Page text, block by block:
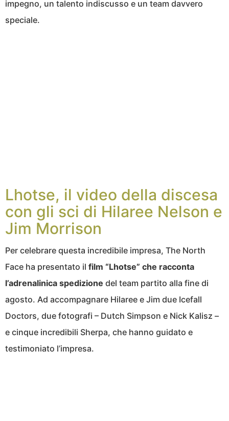
impegno, un talento indiscusso e un team davvero
speciale.
Lhotse, il video della discesa
con gli sci di Hilaree Nelson e
Jim Morrison
Per celebrare questa incredibile impresa, The North
Face ha presentato il film “Lhotse” che racconta
l’adrenalinica spedizione del team partito alla fine di
agosto. Ad accompagnare Hilaree e Jim due Icefall
Doctors, due fotografi – Dutch Simpson e Nick Kalisz –
e cinque incredibili Sherpa, che hanno guidato e
testimoniato l’impresa.